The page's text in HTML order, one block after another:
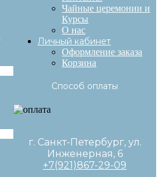
Чайные церемонии и
Курсы
О нас
Личный кабинет
Оформление заказа
Корзина
Способ оплаты
г. Санкт-Петербург, ул.
Инженерная, 6
+7(921)867-29-09